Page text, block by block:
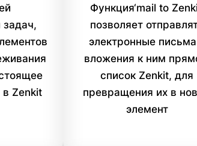
задач,
в Zenkit
Функция‘mail to
позволяет
электронные
вложения к ним
список Zenkit, для
превращения их в
элемент